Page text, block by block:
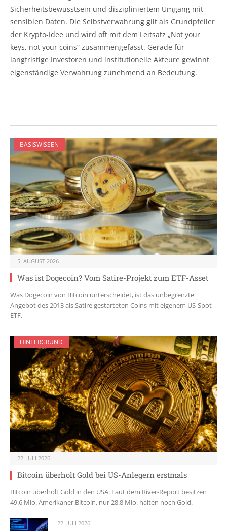
Sicherheitsbewusstsein und diszipliniertem Umgang mit
sensiblen Daten. Die Selbstverwahrung gilt als Grundpfeiler
der Krypto-Idee und wird oft mit dem Leitsatz „Not your
keys, not your coins“ zusammengefasst. Gerade für
langfristige Investoren und institutionelle Akteure gewinnt
eigenständige Verwahrung zunehmend an Bedeutung.
BASISWISSEN
5. AUGUST 2026
Was ist Dogecoin? Vom Satire-Projekt zum ETF-Asset
Was Dogecoin von Bitcoin unterscheidet, ist das unbegrenzte
Angebot des 2013 als Satire gestarteten Coins mit eigenem US-Spot-
ETF.
HINTERGRUND
22. JULI 2026
Bitcoin überholt Gold bei US-Anlegern erstmals
Bitcoin überholt Gold in den USA: Laut dem River-Report besitzen
49.6 Mio. Amerikaner Bitcoin, nur 28.8 Mio. halten noch Gold.
22. JULI 2026